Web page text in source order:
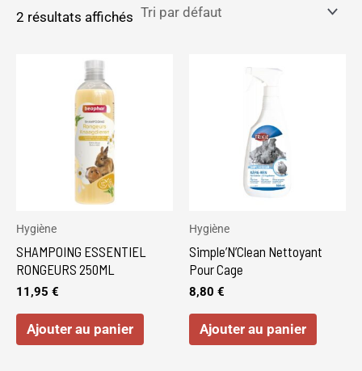
2 résultats affichés
Hygiène
SHAMPOING ESSENTIEL
RONGEURS 250ML
11,95 €
Ajouter au panier
Hygiène
Simple’N’Clean Nettoyant
Pour Cage
8,80 €
Ajouter au panier